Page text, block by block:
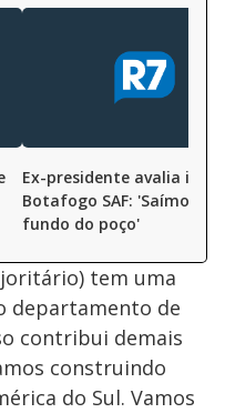
Ex-presidente avalia
Botafogo SAF: 'Saímos do
fundo do poço'
tem uma
departamento de
contribui demais
construindo
do Sul. Vamos